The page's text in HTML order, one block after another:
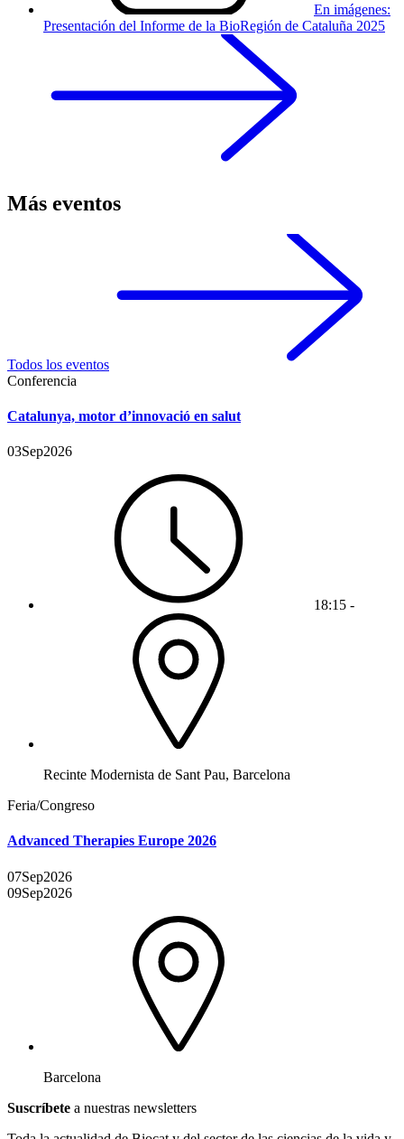
En imágenes:
Presentación del Informe de la BioRegión de Cataluña 2025
Más eventos
Todos los eventos
Conferencia
Catalunya, motor d’innovació en salut
03Sep2026
18:15 -
Recinte Modernista de Sant Pau, Barcelona
Feria/Congreso
Advanced Therapies Europe 2026
07Sep2026
09Sep2026
Barcelona
Suscríbete a nuestras newsletters